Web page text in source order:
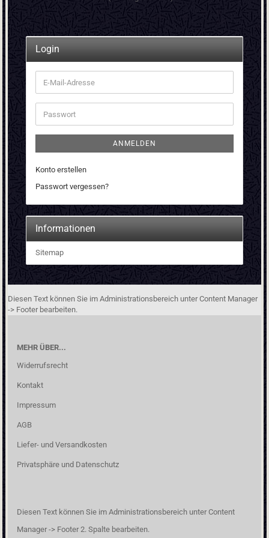
Login
E-
Mail-
Adresse
Passwort
ANMELDEN
Konto erstellen
Passwort vergessen?
Informationen
Sitemap
Diesen Text können Sie im Administrationsbereich unter Content Manager
-> Footer bearbeiten.
MEHR ÜBER...
Widerrufsrecht
Kontakt
Impressum
AGB
Liefer- und Versandkosten
Privatsphäre und Datenschutz
Diesen Text können Sie im Administrationsbereich unter Content
Manager -> Footer 2. Spalte bearbeiten.